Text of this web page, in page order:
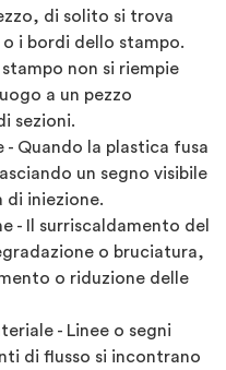
di solito si trova
o i bordi dello stampo.
non si riempie
a un pezzo
sezioni.
- Quando la plastica fusa
un segno visibile
di iniezione.
- Il surriscaldamento del
o bruciatura,
o riduzione delle
- Linee o segni
di flusso si incontrano